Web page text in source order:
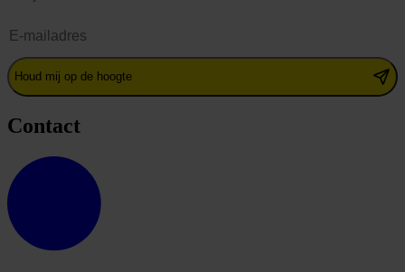
Houd mij op de hoogte
Contact